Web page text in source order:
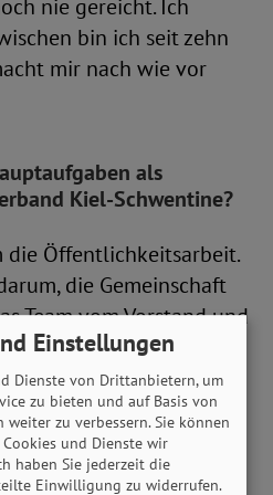
nie gereicht. Ich
bin ich seit zehn
mir nach wie vor
als
Kiel-Schwentine?
die Öffentlichkeitsarbeit.
die Gemeinschaft
Team vom Vorstand und
Treffen und
war das Programm
haben sogar ganze
Aber man
unserer Mitglieder sind
Einstellungen
Dienste von Drittanbietern, um
zu bieten und auf Basis von
weiter zu verbessern. Sie können
und Dienste wir
haben Sie jederzeit die
Einwilligung zu widerrufen.